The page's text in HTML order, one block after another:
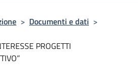
> Documenti e dati >
PROGETTI